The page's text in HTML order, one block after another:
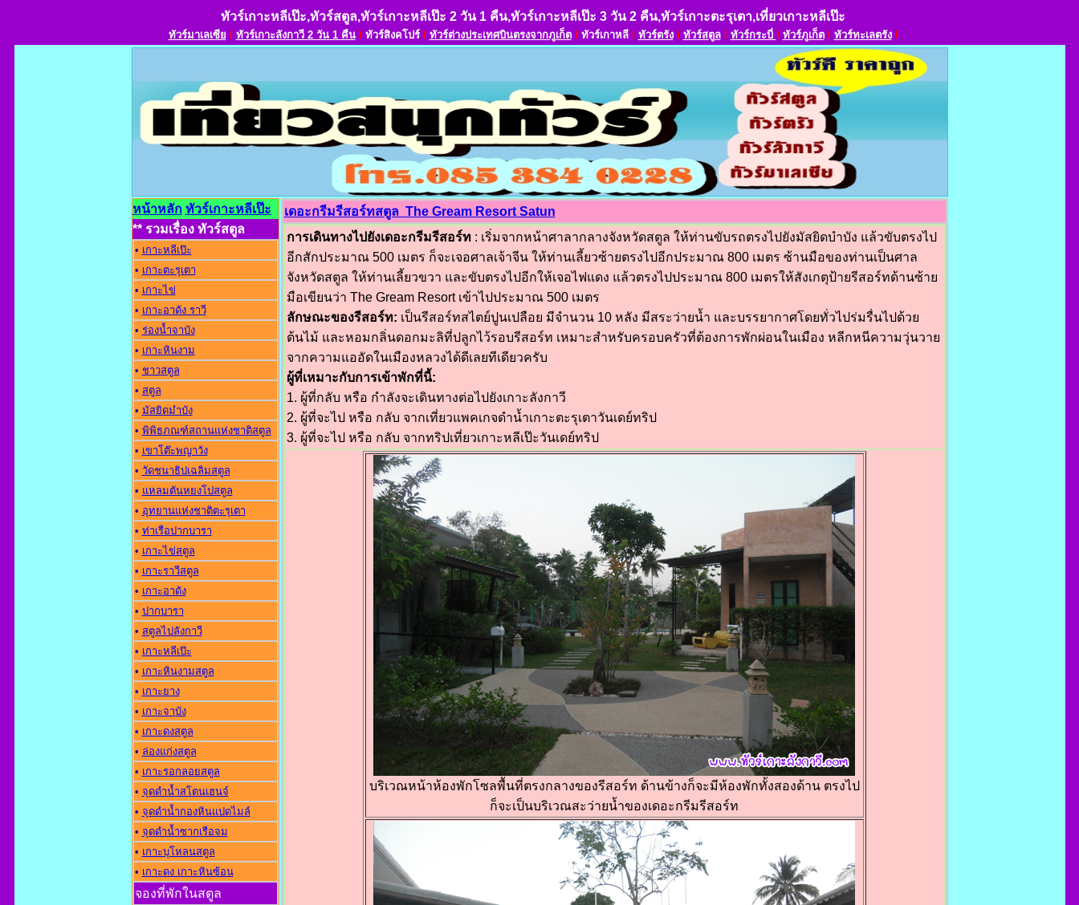
ทัวร์เกาะหลีเป๊ะ,ทัวร์สตูล,ทัวร์เกาะหลีเป๊ะ 2 วัน 1 คืน,ทัวร์เกาะหลีเป๊ะ 3 วัน 2 คืน,ทัวร์เกาะตะรุเตา,เที่ยวเกาะหลีเป๊ะ
ทัวร์มาเลเซีย ทัวร์เกาะลังกาวี 2 วัน 1 คืน ทัวร์สิงคโปร์ ทัวร์ต่างประเทศบินตรงจากภูเก็ต ทัวร์เกาหลี ทัวร์ตรัง ทัวร์สตูล ทัวร์กระบี่ ทัวร์ภูเก็ต ทัวร์ทะเลตรัง
หน้าหลัก ทัวร์เกาะหลีเป๊ะ
** รวมเรื่อง ทัวร์สตูล
• เกาะหลีเป๊ะ
• เกาะตะรุเตา
• เกาะไข่
• เกาะอาดัง ราว
• ร่องน้ำจาบัง
• เกาะหินงาม
• ชาวสตูล
• สตูล
• มัสยิดมำบัง
• พิพิธภณฑ์สถานแห่งชาติสตูล
• เขาโต๊ะพญาวัง
• วัดชนาธิปเฉลิมสตูล
• แหลมตันหยงโปสตูล
• อุทยานแห่งชาติตะรุเตา
• ท่าเรือปากบารา
• เกาะไข่สตูล
• เกาะราวีสตูล
• เกาะอาดัง
• ปากบารา
• สตูลไปลังกาวี
• เกาะหลีเป๊ะ
• เกาะหินงามสตูล
• เกาะยาง
• เกาะจาบัง
• เกาะดงสตูล
• ล่องแก่งสตูล
• เกาะรอกลอยสตูล
• จุดดำน้ำสโตนเฮนจ์
• จุดดำน้ำกองหินแปดไมล์
• จุดดำน้ำซากเรือจม
• เกาะบุโหลนสตูล
• เกาะดง เกาะหินซ้อน
จองที่พักในสตูล
เดอะกรีมรีสอร์ทสตูล The Gream Resort Satun
การเดินทางไปยังเดอะกรีมรีสอร์ท: เริ่มจากหน้าศาลากลางจังหวัดสตูล ให้ท่านขับรถตรงไปยังมัสยิดบำบัง แล้วขับตรงไป
อีกสักประมาณ 500 เมตร ก็จะเจอศาลเจ้าจีน ให้ท่านเลี้ยวซ้ายตรงไปอีกประมาณ 800 เมตร ซ้านมือของท่านเป็นศาล
จังหวัดสตูล ให้ท่านเลี้ยวขวา และขับตรงไปอีกให้เจอไฟแดง แล้วตรงไปประมาณ 800 เมตรให้สังเกตุป้ายรีสอร์ทด้านซ้าย
มือเขียนว่า The Gream Resort เข้าไปประมาณ 500 เมตร
ลักษณะของรีสอร์ท: เป็นรีสอร์ทสไตย์ปูนเปลือย มีจำนวน 10 หลัง มีสระว่ายน้ำ และบรรยากาศโดยทั่วไปร่มรื่นไปด้วย
ต้นไม้ และหอมกลิ่นดอกมะลิที่ปลูกไว้รอบรีสอร์ท เหมาะสำหรับครอบครัวที่ต้องการพักผ่อนในเมือง หลีกหนีความวุ่นวาย
จากความแออัดในเมืองหลวงได้ดีเลยทีเดียวครับ
ผู้ที่เหมาะกับการเข้าพักที่นี้:
1. ผู้ที่กลับ หรือ กำลังจะเดินทางต่อไปยังเกาะลังกาวี
2. ผู้ที่จะไป หรือ กลับ จากเที่ยวแพคเกจดำน้ำเกาะตะรุเตาวันเดย์ทริป
3. ผู้ที่จะไป หรือ กลับ จากทริปเที่ยวเกาะหลีเป๊ะวันเดย์ทริป
บริเวณหน้าห้องพักโซลพื้นที่ตรงกลางของรีสอร์ท ด้านข้างก็จะมีห้องพักทั้งสองด้าน ตรงไป
ก็จะเป็นบริเวณสะว่ายน้ำของเดอะกรีมรีสอร์ท